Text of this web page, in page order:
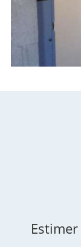
Estimer